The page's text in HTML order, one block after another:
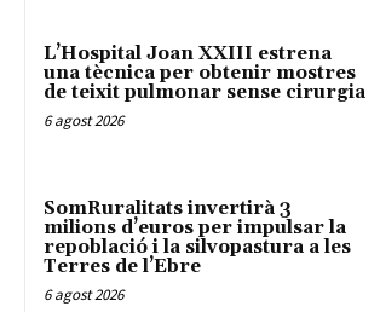
L’Hospital Joan XXIII estrena
una tècnica per obtenir mostres
de teixit pulmonar sense cirurgia
6 agost 2026
SomRuralitats invertirà 3
milions d’euros per impulsar la
repoblació i la silvopastura a les
Terres de l’Ebre
6 agost 2026